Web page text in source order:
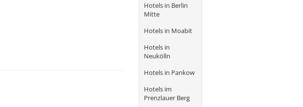
Hotels in Berlin
Mitte
Hotels in Moabit
Hotels in
Neukölln
Hotels in Pankow
Hotels im
Prenzlauer Berg